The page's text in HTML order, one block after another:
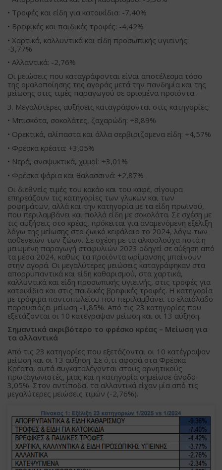
• Τροφές και είδη για κατοικίδια: -7,40%
• Βρεφικές και παιδικές τροφές: -4,42%
• Χαρτικά, καλλυντικά και είδη προσωπικής υγιεινής:
-3,77%
• Αλλαντικά: -2,76%
Οι μειώσεις που καταγράφονται είναι αποτέλεσμα τόσο
της ομαλοποίησης της αγοράς μετά την πανδημία και της
μείωσης στις τιμές παραγωγού σε ορισμένα προϊόντα.
3. Μεγαλύτερες αυξήσεις καταγράφονται στις κατηγορίες:
• Μπισκότα, σοκολάτες, ζαχαρώδη: +8,89%
• Ορεκτικά, αλίπαστα και άλλα σερβιριζομενα είδη: +4,57%
• Φρέσκα κρέατα: +3,05%
• Νερά, αναψυκτικά, χυμοί: +3,01%
• Φρέσκα ψάρια και θαλασσινά: +2,87%
Οι διεθνείς τιμές του κακάο και του καφέ, σίγουρα
επηρεάζουν τις κατηγορίες των γλυκών και των
ροφημάτων, αλλά και την κατηγορία με τα είδη πρωϊνού,
που περιλαμβάνει και πολλά είδη με σοκολάτα. Σε σχέση με
τις αυξήσεις στο κρέας, πρόκειται για αναμενόμενη εξέλιξη
λόγω της μείωσης στο ζωικό κεφάλαιο το 2024, λόγω των
ασθενειών των ζώων. Σε σχέση με τα αλκοολούχα ποτά η
μειωμένη παραγωγή σταφυλιών 2023 οδηγεί σε αύξηση από
τα μέσα 2024, καθώς τα προϊόντα ωρίμανσης μπαίνουν
στην αγορά. Οι μεγαλύτερες μειώσεις καταγράφηκαν στα
απορρυπαντικά και είδη καθαρισμού, στα χαρτικά,
καλλυντικά και είδη προσωπικής υγιεινής, στις τροφές για
κατοικίδια και στις παιδικές βρεφικές τροφές. Η κατηγορία
με τρόφιμα παντοπωλείου που περιλαμβάνει το ελαιόλαδο
παρουσιάζει μείωση -1,85%. Από τις 23 κατηγορίες που
εξετάζονται οι 10 κατέγραψαν μείωση και οι 13 αύξηση.
Σημαντικά ακριβότερο το φρέσκο κρέας – Μείωση για
τα αλλαντικά
Από τις 23 κατηγορίες που εξετάζονται οι 10 κατέγραψαν
μείωση και οι 13 αύξηση. Σε ό,τι αφορά στα Φρέσκα
Κρέατα, αυτά συγκαταλέγονται στους αρνητικούς
πρωταγωνιστές, μιας και η κατηγορία σημείωσε άνοδο
3,05%. Στον αντίποδα, τα αλλαντικά είχαν μία από τις
μεγαλύτερες μειώσεις τιμών (-2,76%).